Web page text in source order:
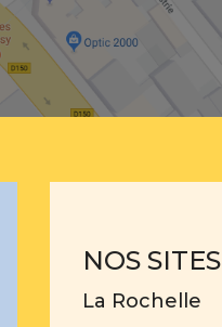
NOS SITES
La Rochelle